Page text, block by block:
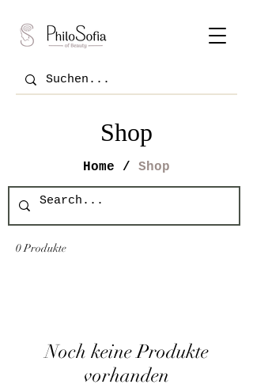
Shop
Home / Shop
0 Produkte
Noch keine Produkte
vorhanden